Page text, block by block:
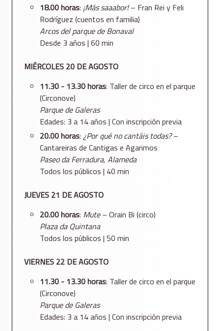
18.00 horas: ¡Más saaabor!– Fran Rei y Feli
Rodríguez (cuentos en familia)
Arcos del parque de Bonaval
Desde 3 años | 60 min
MIÉRCOLES 20 DE AGOSTO
11.30 - 13.30 horas: Taller de circo en el parque
(Circonove)
Parque de Galeras
Edades: 3 a 14 años | Con inscripción previa
20.00 horas: ¿Por qué no cantáis todas?–
Cantareiras de Cantigas e Agarimos
Paseo da Ferradura, Alameda
Todos los públicos | 40 min
JUEVES 21 DE AGOSTO
20.00 horas: Mute– Orain Bi (circo)
Plaza da Quintana
Todos los públicos | 50 min
VIERNES 22 DE AGOSTO
11.30 - 13.30 horas: Taller de circo en el parque
(Circonove)
Parque de Galeras
Edades: 3 a 14 años | Con inscripción previa